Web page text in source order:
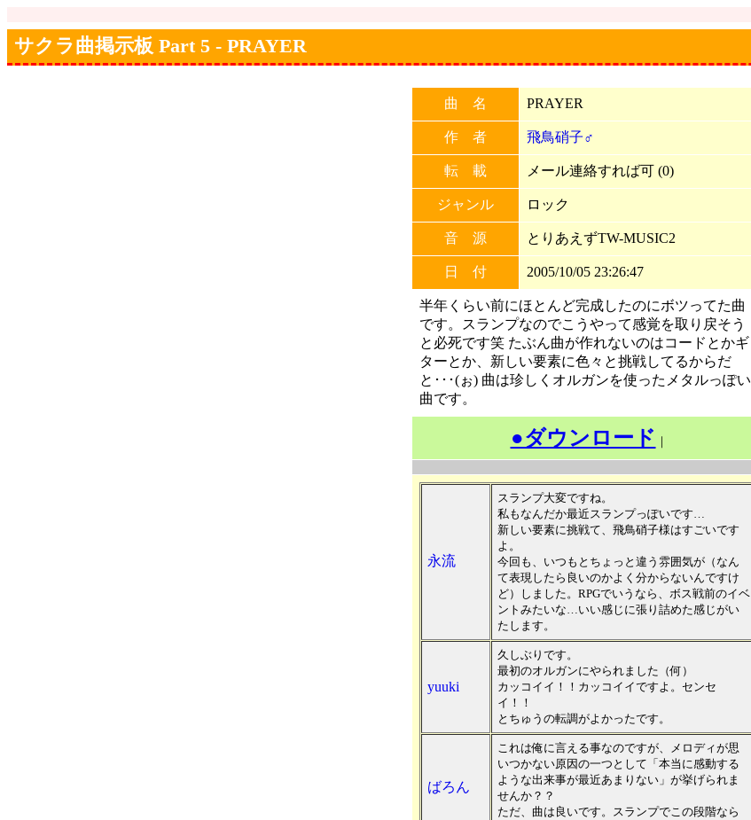
サクラ曲掲示板 Part 5 - PRAYER
曲 名 PRAYER
作 者 飛鳥硝子♂
転 載 メール連絡すれば可 (0)
ジャンル ロック
音 源 とりあえずTW-MUSIC2
日 付 2005/10/05 23:26:47
半年くらい前にほとんど完成したのにボツってた曲
です。スランプなのでこうやって感覚を取り戻そう
と必死です笑 たぶん曲が作れないのはコードとかギ
ターとか、新しい要素に色々と挑戦してるからだ
と･･･(ぉ) 曲は珍しくオルガンを使ったメタルっぽい
曲です。
●ダウンロード ｜
永流
スランプ大変ですね。
私もなんだか最近スランプっぽいです…
新しい要素に挑戦て、飛鳥硝子様はすごいです
よ。
今回も、いつもとちょっと違う雰囲気が（なん
て表現したら良いのかよく分からないんですけ
ど）しました。RPGでいうなら、ボス戦前のイベ
ントみたいな…いい感じに張り詰めた感じがい
たします。
yuuki
久しぶりです。
最初のオルガンにやられました（何）
カッコイイ！！カッコイイですよ。センセ
イ！！
とちゅうの転調がよかったです。
ばろん
これは俺に言える事なのですが、メロディが思
いつかない原因の一つとして「本当に感動する
ような出来事が最近あまりない」が挙げられま
せんか？？
ただ、曲は良いです。スランプでこの段階なら